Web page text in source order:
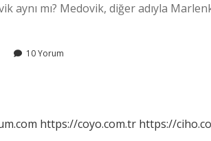
aynı mı? Medovik, diğer adıyla
10 Yorum
https://coyo.com.tr https://